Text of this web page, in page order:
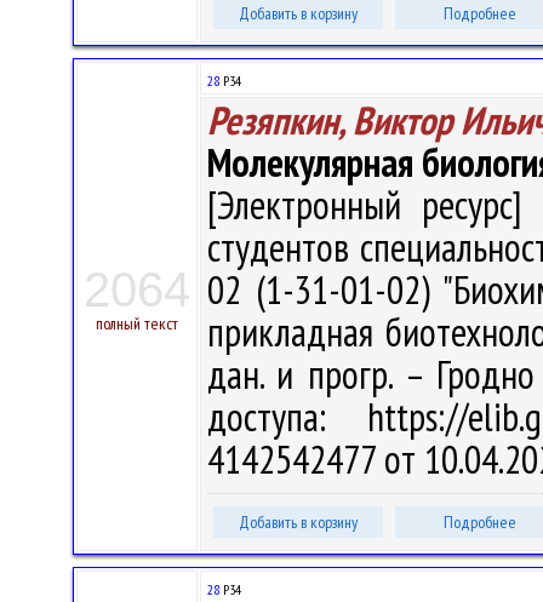
Добавить в корзину Подробнее
2064
полный текст
28 Р34
Резяпкин, Виктор
Молекулярная
[Электронный
студентов
02 (1-31-01-02)
прикладная
дан. и прогр. –
доступа: https://
4142542477 от
Добавить в корзину Подробнее
28 Р34